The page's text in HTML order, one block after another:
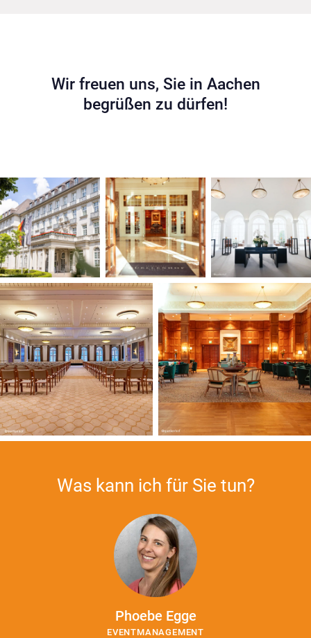
Wir freuen uns, Sie in Aachen
begrüßen zu dürfen!
Was kann ich für Sie tun?
Phoebe Egge
EVENTMANAGEMENT